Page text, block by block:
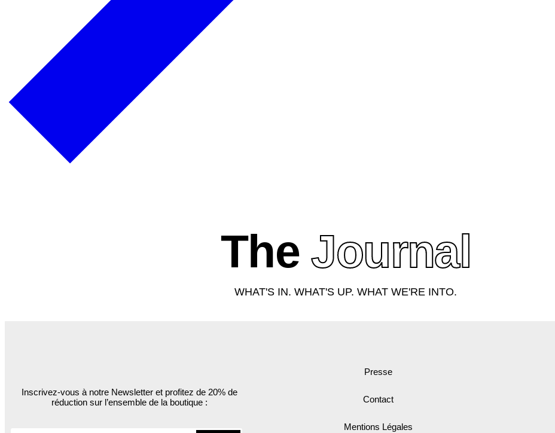
TheJournal
WHAT'S IN. WHAT'S UP. WHAT WE'RE INTO.
Inscrivez-vous à notre Newsletter et profitez de 20% de
réduction sur l’ensemble de la boutique :
Presse
Contact
Mentions Légales